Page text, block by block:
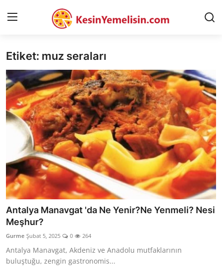
AnaSayfa
Gizlilik Sözleşmesi
Rüya Tabirleri
Diyet & Sağlıklı Beslenme
İletişim
Şehirler
Helal Gıda & Dini Hükümler
Gıda Güvenliği & Bilimi
Kalori & Diyet Rehberi
Mutfak Püf Noktaları & İpuçları
Etiket: muz seraları
Antalya Manavgat 'da Ne Yenir?Ne Yenmeli? Nesi
Meşhur?
Gurme Şubat 5, 2025 0 264
Antalya Manavgat, Akdeniz ve Anadolu mutfaklarının
buluştuğu, zengin gastronomis...